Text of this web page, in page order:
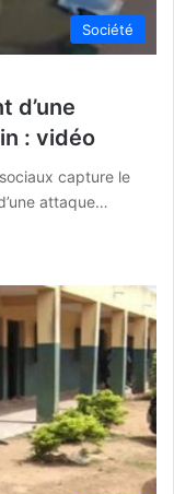
Société
d’une
: vidéo
capture le
attaque…